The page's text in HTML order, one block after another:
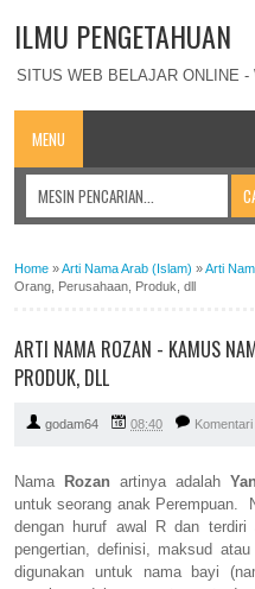
ILMU PENGETAHUAN
SITUS WEB BELAJAR ONLINE -
MENU
Home »Arti Nama Arab (Islam) »Arti
Orang, Perusahaan, Produk, dll
ARTI NAMA ROZAN - KAMUS
PRODUK, DLL
godam64 08:40 Komentari
Nama Rozan artinya adalah
untuk seorang anak Perempuan.
dengan huruf awal R dan
pengertian, definisi, maksud
digunakan untuk nama bayi